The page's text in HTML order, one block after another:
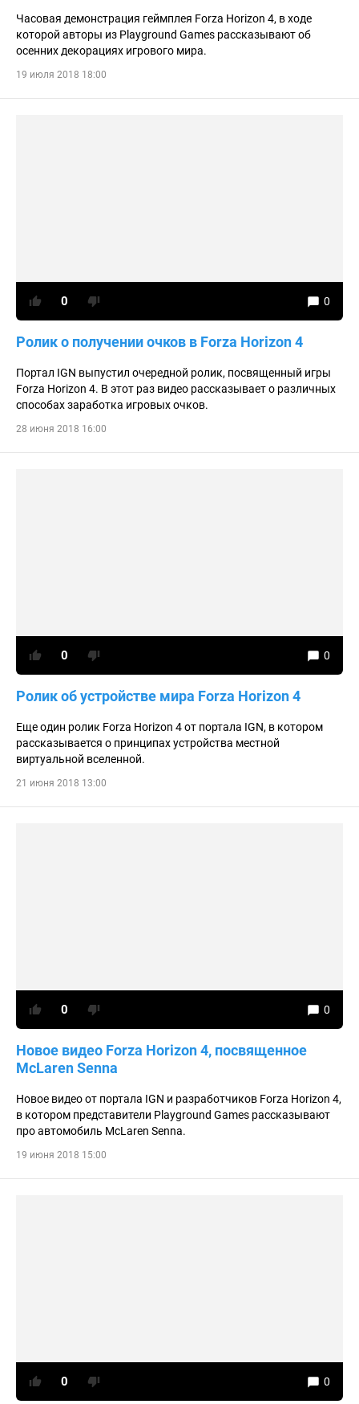
Часовая демонстрация геймплея Forza Horizon 4, в ходе
которой авторы из Playground Games рассказывают об
осенних декорациях игрового мира.
19 июля 2018 18:00
Ролик о получении очков в Forza Horizon 4
Портал IGN выпустил очередной ролик, посвященный игры
Forza Horizon 4. В этот раз видео рассказывает о различных
способах заработка игровых очков.
0 0
28 июня 2018 16:00
Ролик об устройстве мира Forza Horizon 4
Еще один ролик Forza Horizon 4 от портала IGN, в котором
рассказывается о принципах устройства местной
виртуальной вселенной.
0 0
21 июня 2018 13:00
Новое видео Forza Horizon 4, посвященное
McLaren Senna
Новое видео от портала IGN и разработчиков Forza Horizon 4,
в котором представители Playground Games рассказывают
про автомобиль McLaren Senna.
0 0
19 июня 2018 15:00
0 0